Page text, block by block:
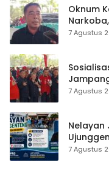
Oknum
Calon
7 Agustus
7 Agustus
Nelayan
7 Agustus